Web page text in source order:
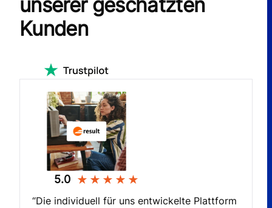
unserer geschätzten
Kunden
5.0 ★ ★ ★ ★ ★
“Die individuell für uns entwickelte Plattform